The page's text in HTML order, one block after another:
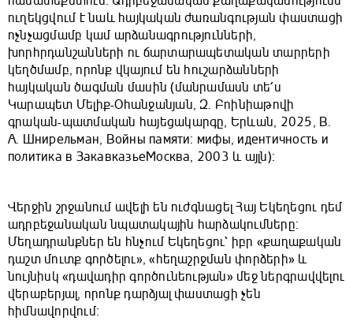
ուղեկցվում է նաև հայկական ժառանգության փաստացի
ոչնչացմամբ կամ արձանագրությունների,
խորհրդանշանների ու ճարտարապետական տարրերի
կեղծմամբ, որոնք վկայում են հուշարձանների
հայկական ծագման մասին (մանրամասն տե՛ս
Կարապետ Մելիք-Օհանջանյան, Զ. Բոինիաթովի
գրական-պատմական հայեցակարգը, Երևան, 2025, В.
А. Шнирельман, Войны памяти: мифы, идентичность и
политика в ЗакавказьеМосква, 2003 և այլն)։
Վերջին շրջանում ավելի են ուժգնացել Հայ Եկեղեցու դեմ
ադրբեջանական նպատակային հարձակումները։
Մեղադրանքներ են հնչում Եկեղեցու՝ իբր «քաղաքական
դաշտ մուտք գործելու», «հեղաշրջման փորձերի» և
նույնիսկ «դավադիր գործունեության» մեջ ներգրավվելու
վերաբերյալ, որոնք դարձյալ փաստացի չեն
հիմնավորվում։